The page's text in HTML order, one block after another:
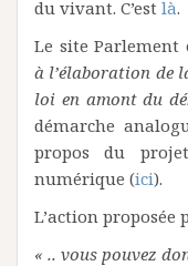
du vivant. C’est là.
Le site
à l’élaboration de
loi en amont du
démarche
propos du
numérique (ici).
L’action proposée
« .. vous pouvez